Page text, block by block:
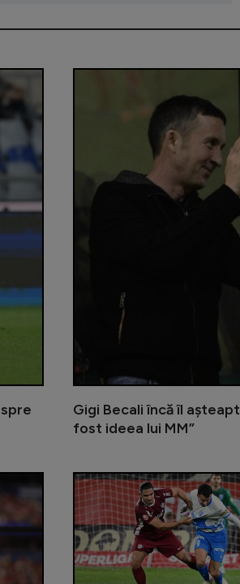
Gigi Becali încă îl
fost ideea lui MM”
Măldărășanu îi ia apărarea